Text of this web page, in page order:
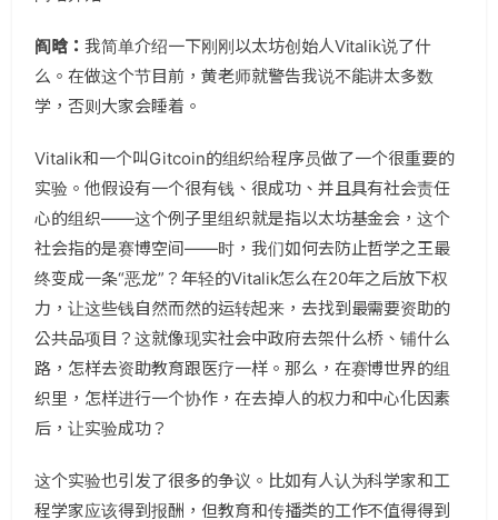
阎晗：我简单介绍一下刚刚以太坊创始人Vitalik说了什
么。在做这个节目前，黄老师就警告我说不能讲太多数
学，否则大家会睡着。
Vitalik和一个叫Gitcoin的组织给程序员做了一个很重要的
实验。他假设有一个很有钱、很成功、并且具有社会责任
心的组织——这个例子里组织就是指以太坊基金会，这个
社会指的是赛博空间——时，我们如何去防止哲学之王最
终变成一条“恶龙”？年轻的Vitalik怎么在20年之后放下权
力，让这些钱自然而然的运转起来，去找到最需要资助的
公共品项目？这就像现实社会中政府去架什么桥、铺什么
路，怎样去资助教育跟医疗一样。那么，在赛博世界的组
织里，怎样进行一个协作，在去掉人的权力和中心化因素
后，让实验成功？
这个实验也引发了很多的争议。比如有人认为科学家和工
程学家应该得到报酬，但教育和传播类的工作不值得得到